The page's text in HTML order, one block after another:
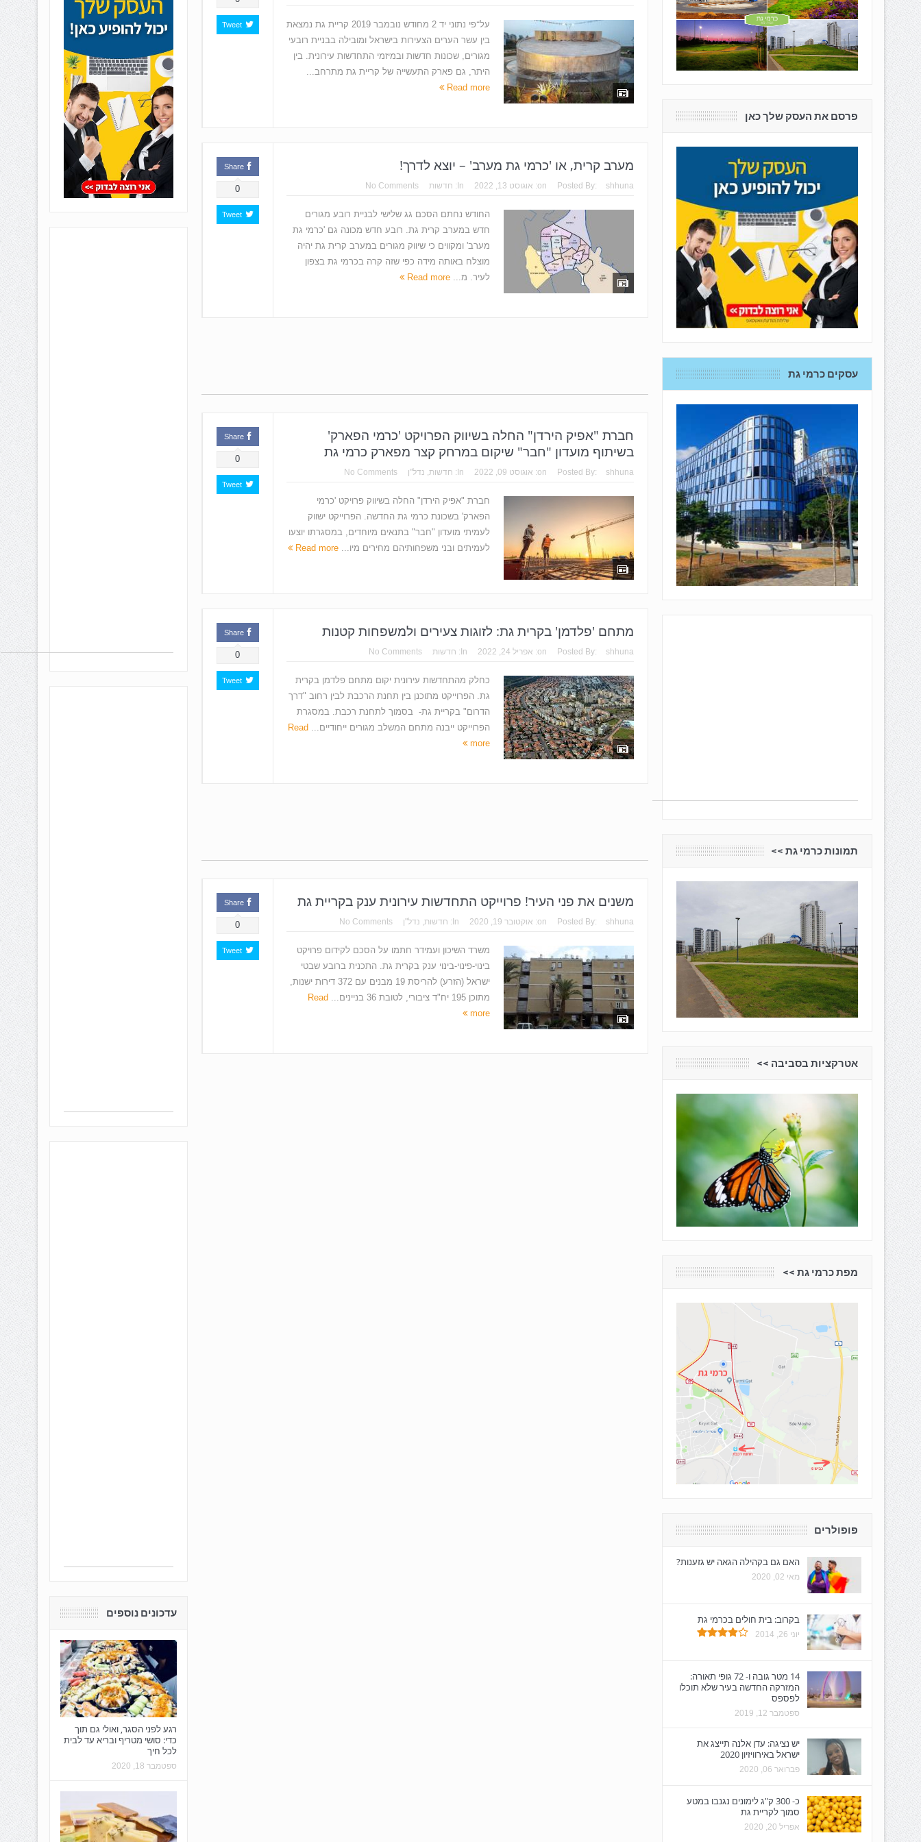
על־פי נתוני יד 2 מחודש נובמבר 2019 קריית גת נמצאת
בין עשר הערים הצעירות בישראל ומובילה בבניית רובעי
מגורים, שכונות חדשות ובמיזמי התחדשות עירונית. בין
היתר, גם פארק התעשייה של קריית גת מתרחב...
Read more
Tweet
מערב קרית, או 'כרמי גת מערב' – יוצא לדרך!
Posted By: shhuna
on: אוגוסט 13, 2022 In: חדשות No Comments
החודש נחתם הסכם גג שלישי לבניית רובע מגורים
חדש במערב קרית גת. רובע חדש מכונה גם 'כרמי גת
מערב' ומקווים כי שיווק מגורים במערב קרית גת יהיה
מוצלח באותה מידה כפי שזה קרה בכרמי גת בצפון
לעיר. מ...Read more
Share
0
Tweet
חברת "אפיק הירדן" החלה בשיווק הפרויקט 'כרמי הפארק'
בשיתוף מועדון "חבר" שיקום במרחק קצר מפארק כרמי גת
Posted By: shhuna
on: אוגוסט 09, 2022 In: חדשות, נדל"ן No Comments
חברת "אפיק הירדן" החלה בשיווק פרויקט 'כרמי
הפארק' בשכונת כרמי גת החדשה. הפרוייקט ישווק
לעמיתי מועדון "חבר" בתנאים מיוחדים, במסגרתו יוצעו
לעמיתים ובני משפחותיהם מחירים מיו...Read more
Share
0
Tweet
מתחם 'פלדמן' בקרית גת: לזוגות צעירים ולמשפחות קטנות
Posted By: shhuna
on: אפריל 24, 2022 In: חדשות No Comments
כחלק מהתחדשות עירונית יקום מתחם פלדמן בקרית
גת. הפרוייקט מתוכנן בין תחנת הרכבת לבין רחוב "דרך
הדרום" בקריית גת- בסמוך לתחנת רכבת. במסגרת
הפרוייקט ייבנה מתחם המשלב מגורים ייחודיים... Read
more
Share
0
Tweet
משנים את פני העיר! פרוייקט התחדשות עירונית ענק בקריית גת
Posted By: shhuna
on: אוקטובר 19, 2020 In: חדשות, נדל"ן No Comments
משרד השיכון ועמידר חתמו על הסכם לקידום פרויקט
בינוי-פינוי-בינוי ענק בקרית גת. התכנית ברובע שבטי
ישראל (הזרע) להריסת 19 מבנים עם 372 דירות ישנות,
מתוכן 195 יח"ד ציבורי, לטובת 36 בניינים...
Read
more
Share
0
Tweet
עדכונים נוספים
רגע לפני הסגר, ואולי גם תוך
כדי: סושי מטריף ובריא עד לבית
לכל חיך
ספטמבר 18, 2020
פרסם את העסק שלך כאן
עסקים כרמי גת
תמונות כרמי גת <<
אטרקציות בסביבה <<
מפת כרמי גת <<
פופולרים
האם גם בקהילה הגאה יש גזענות?
מאי 02, 2020
בקרוב: בית חולים בכרמי גת
יוני 26, 2014
14 מטר גובה ו- 72 גופי תאורה:
המזרקה החדשה בעיר שלא תוכלו
לפספס
ספטמבר 12, 2019
יש נציגה: עדן אלנה תייצג את
ישראל באירוויזיון 2020
פברואר 06, 2020
כ- 300 ק"ג לימונים נגנבו במטע
סמוך לקריית גת
אפריל 20, 2020